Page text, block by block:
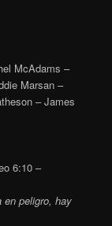
McAdams –
Marsan –
– James
6:10 –
en peligro, hay